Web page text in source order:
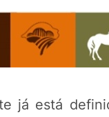
já está